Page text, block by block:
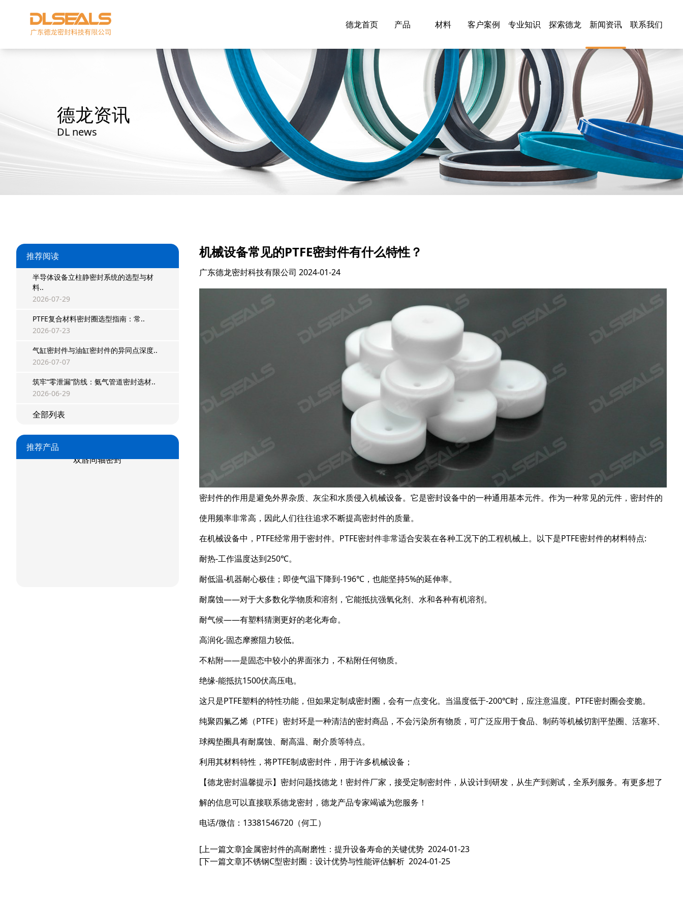
德龙首页 产品 材料 客户案例 专业知识 探索德龙 新闻资讯 联系我们
德龙资讯
DL news
推荐阅读
半导体设备立柱静密封系统的选型与材
料..
2026-07-29
PTFE复合材料密封圈选型指南：常..
2026-07-23
气缸密封件与油缸密封件的异同点深度..
2026-07-07
筑牢“零泄漏”防线：氨气管道密封选材..
2026-06-29
全部列表
推荐产品
组合密封
方型组合圈
星型双O组合
机械设备常见的PTFE密封件有什么特性？
广东德龙密封科技有限公司 2024-01-24
密封件的作用是避免外界杂质、灰尘和水质侵入机械设备。它是密封设备中的一种通用基本元件。作为一种常见的元件，密封件的
使用频率非常高，因此人们往往追求不断提高密封件的质量。
在机械设备中，PTFE经常用于密封件。PTFE密封件非常适合安装在各种工况下的工程机械上。以下是PTFE密封件的材料特点:
耐热-工作温度达到250℃。
耐低温-机器耐心极佳；即使气温下降到-196℃，也能坚持5%的延伸率。
耐腐蚀——对于大多数化学物质和溶剂，它能抵抗强氧化剂、水和各种有机溶剂。
耐气候——有塑料猜测更好的老化寿命。
高润化-固态摩擦阻力较低。
不粘附——是固态中较小的界面张力，不粘附任何物质。
绝缘-能抵抗1500伏高压电。
这只是PTFE塑料的特性功能，但如果定制成密封圈，会有一点变化。当温度低于-200℃时，应注意温度。PTFE密封圈会变脆。
纯聚四氟乙烯（PTFE）密封环是一种清洁的密封商品，不会污染所有物质，可广泛应用于食品、制药等机械切割平垫圈、活塞环、
球阀垫圈具有耐腐蚀、耐高温、耐介质等特点。
利用其材料特性，将PTFE制成密封件，用于许多机械设备；
【德龙密封温馨提示】密封问题找德龙！密封件厂家，接受定制密封件，从设计到研发，从生产到测试，全系列服务。有更多想了
解的信息可以直接联系德龙密封，德龙产品专家竭诚为您服务！
电话/微信：13381546720（何工）
[上一篇文章]金属密封件的高耐磨性：提升设备寿命的关键优势 2024-01-23
[下一篇文章]不锈钢C型密封圈：设计优势与性能评估解析 2024-01-25